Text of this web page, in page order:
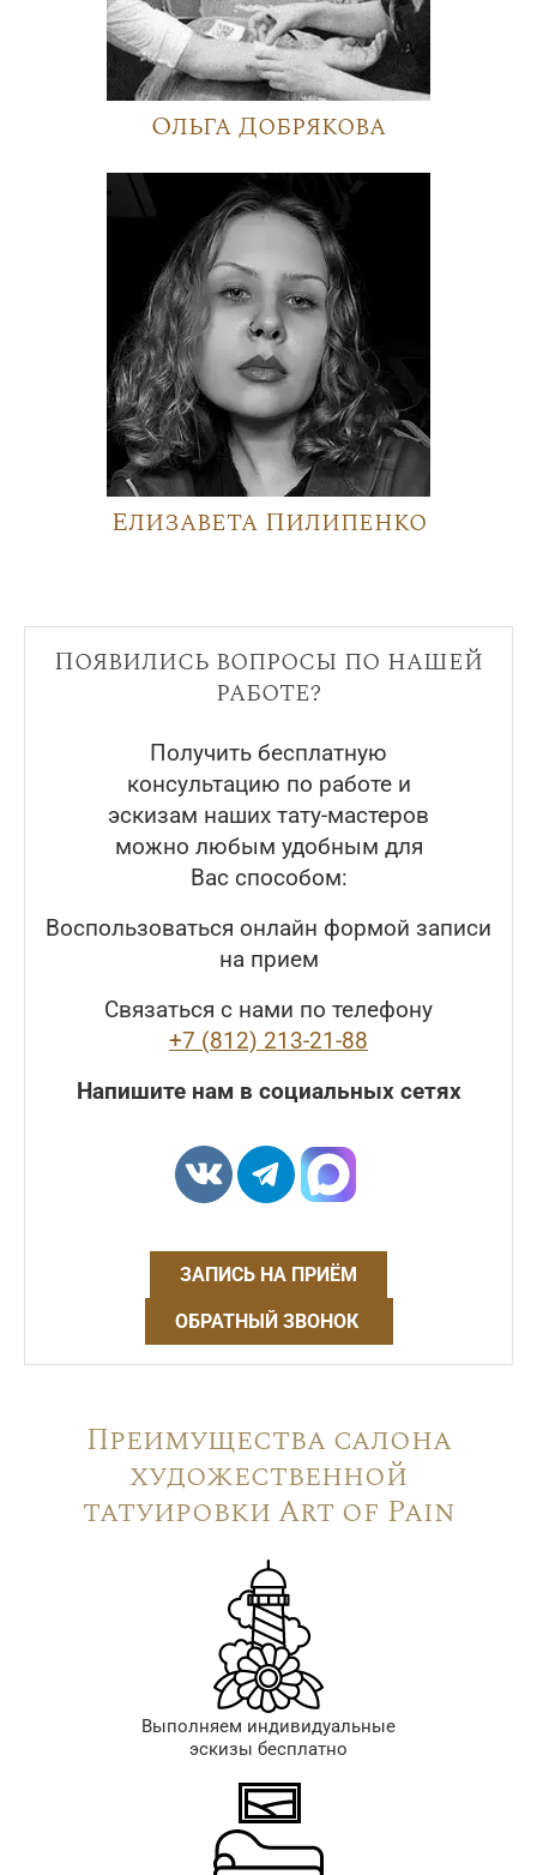
Ольга Добрякова
Елизавета Пилипенко
Появились вопросы по нашей
работе?
Получить бесплатную
консультацию по работе и
эскизам наших тату-мастеров
можно любым удобным для
Вас способом:
Воспользоваться онлайн формой записи
на прием
Связаться с нами по телефону
+7 (812) 213-21-88
Напишите нам в социальных сетях
ЗАПИСЬ НА ПРИЁМ
ОБРАТНЫЙ ЗВОНОК
Преимущества салона
художественной
татуировки Art of Pain
Выполняем индивидуальные
эскизы бесплатно